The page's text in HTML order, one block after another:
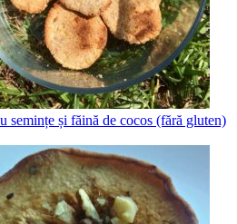
semințe și făină de cocos (fără gluten)